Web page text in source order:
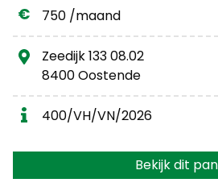
750 /maand
Zeedijk 133 08.02
8400 Oostende
400/VH/VN/2026
Bekijk dit